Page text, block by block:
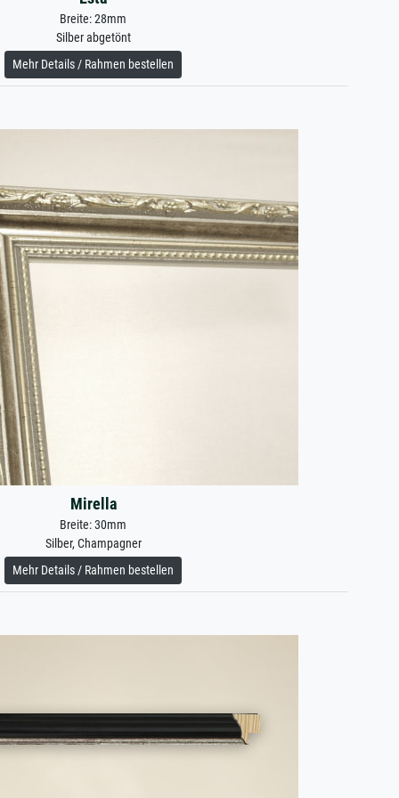
Breite: 28mm
Silber abgetönt
Mehr Details / Rahmen bestellen
Mirella
Breite: 30mm
Silber, Champagner
Mehr Details / Rahmen bestellen